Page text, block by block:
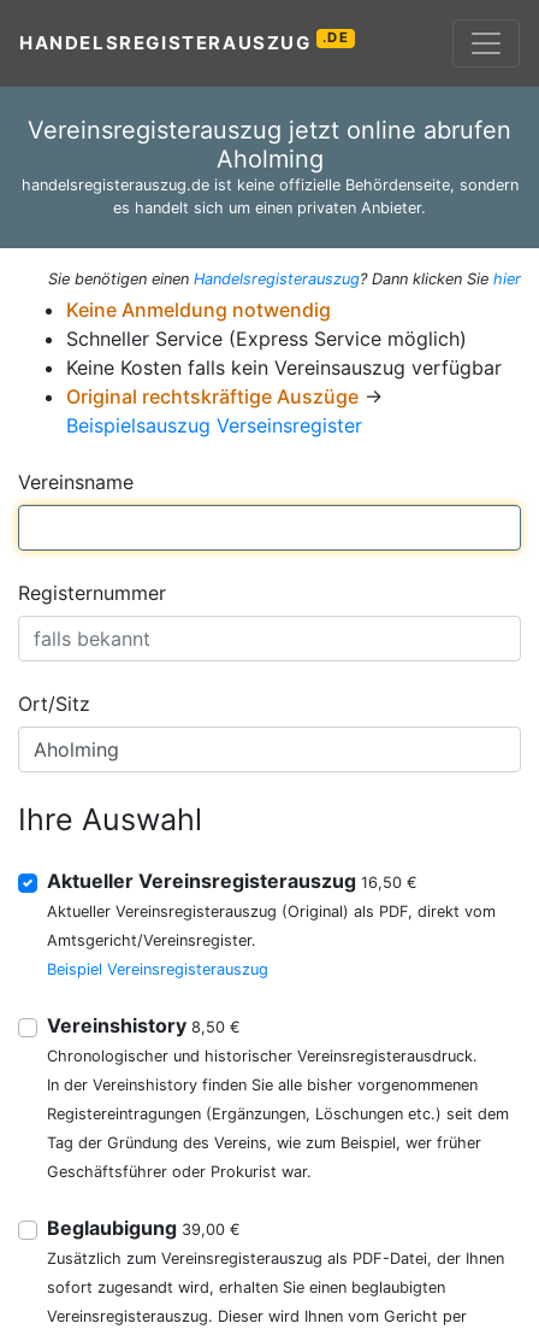
HANDELSREGISTERAUSZUG .DE
Vereinsregisterauszug jetzt online abrufen
Aholming
handelsregisterauszug.de ist keine offizielle Behördenseite, sondern
es handelt sich um einen privaten Anbieter.
Sie benötigen einen Handelsregisterauszug? Dann klicken Sie hier
Keine Anmeldung notwendig
Schneller Service (Express Service möglich)
Keine Kosten falls kein Vereinsauszug verfügbar
Original rechtskräftige Auszüge →
Beispielsauszug Verseinsregister
Vereinsname
Registernummer
Ort/Sitz
Ihre Auswahl
Aktueller Vereinsregisterauszug 16,50 €
Aktueller Vereinsregisterauszug (Original) als PDF, direkt vom
Amtsgericht/Vereinsregister.
Beispiel Vereinsregisterauszug
Vereinshistory 8,50 €
Chronologischer und historischer Vereinsregisterausdruck.
In der Vereinshistory finden Sie alle bisher vorgenommenen
Registereintragungen (Ergänzungen, Löschungen etc.) seit dem
Tag der Gründung des Vereins, wie zum Beispiel, wer früher
Geschäftsführer oder Prokurist war.
Beglaubigung 39,00 €
Zusätzlich zum Vereinsregisterauszug als PDF-Datei, der Ihnen
sofort zugesandt wird, erhalten Sie einen beglaubigten
Vereinsregisterauszug. Dieser wird Ihnen vom Gericht per